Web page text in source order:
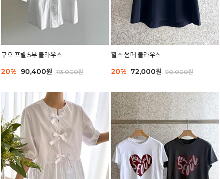
구오 프릴 5부 블라우스
20% 90,400원 113,000원
힐스 썸머 블라우스
20% 72,000원 90,000원